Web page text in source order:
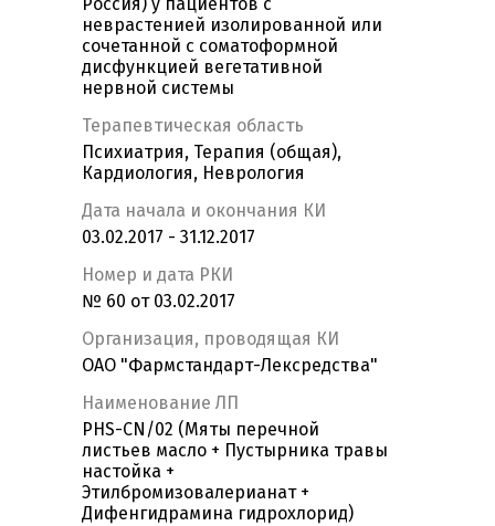
Россия) у пациентов с
неврастенией изолированной или
сочетанной с соматоформной
дисфункцией вегетативной
нервной системы
Терапевтическая область
Психиатрия, Терапия (общая),
Кардиология, Неврология
Дата начала и окончания КИ
03.02.2017 - 31.12.2017
Номер и дата РКИ
№ 60 от 03.02.2017
Организация, проводящая КИ
ОАО "Фармстандарт-Лексредства"
Наименование ЛП
PHS-CN/02 (Мяты перечной
листьев масло + Пустырника травы
настойка +
Этилбромизовалерианат +
Дифенгидрамина гидрохлорид)